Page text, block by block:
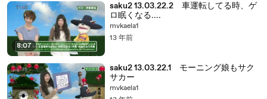
8:07
saku2 13.03.22.2 車運転してる時、ゲ
ロ眠くなる....
mvkaela1
13 年前
saku2 13.03.22.1 モーニング娘もサク
サカー
mvkaela1